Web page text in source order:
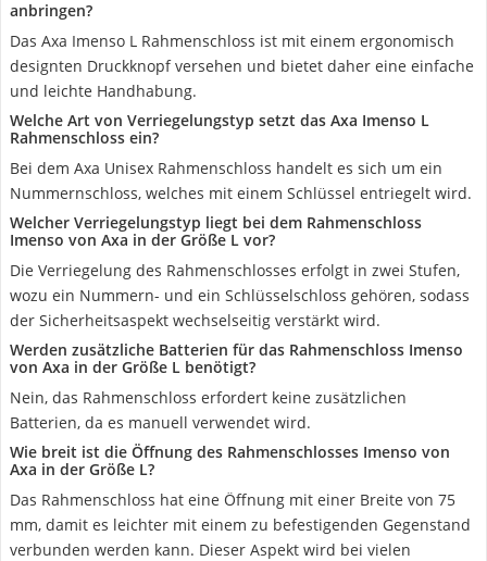
anbringen?
Das Axa Imenso L Rahmenschloss ist mit einem ergonomisch
designten Druckknopf versehen und bietet daher eine einfache
und leichte Handhabung.
Welche Art von Verriegelungstyp setzt das Axa Imenso L
Rahmenschloss ein?
Bei dem Axa Unisex Rahmenschloss handelt es sich um ein
Nummernschloss, welches mit einem Schlüssel entriegelt wird.
Welcher Verriegelungstyp liegt bei dem Rahmenschloss
Imenso von Axa in der Größe L vor?
Die Verriegelung des Rahmenschlosses erfolgt in zwei Stufen,
wozu ein Nummern- und ein Schlüsselschloss gehören, sodass
der Sicherheitsaspekt wechselseitig verstärkt wird.
Werden zusätzliche Batterien für das Rahmenschloss Imenso
von Axa in der Größe L benötigt?
Nein, das Rahmenschloss erfordert keine zusätzlichen
Batterien, da es manuell verwendet wird.
Wie breit ist die Öffnung des Rahmenschlosses Imenso von
Axa in der Größe L?
Das Rahmenschloss hat eine Öffnung mit einer Breite von 75
mm, damit es leichter mit einem zu befestigenden Gegenstand
verbunden werden kann. Dieser Aspekt wird bei vielen